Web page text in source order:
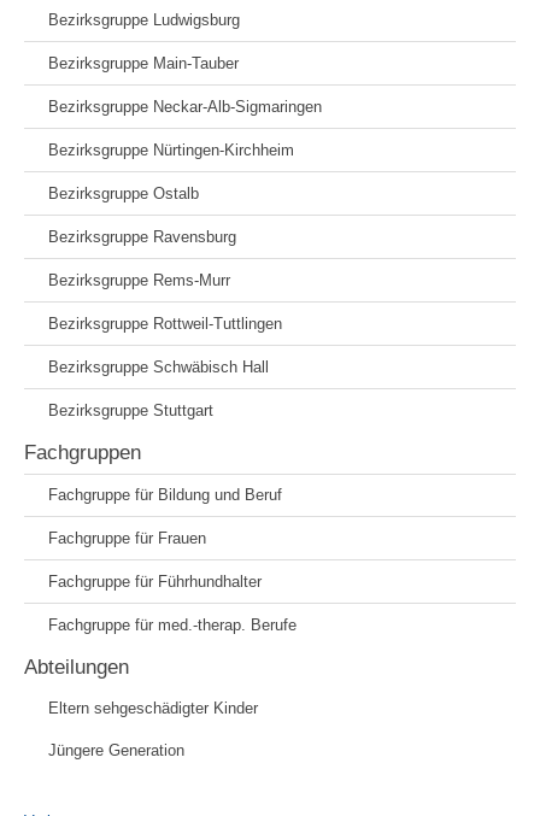
Bezirksgruppe Ludwigsburg
Bezirksgruppe Main-Tauber
Bezirksgruppe Neckar-Alb-Sigmaringen
Bezirksgruppe Nürtingen-Kirchheim
Bezirksgruppe Ostalb
Bezirksgruppe Ravensburg
Bezirksgruppe Rems-Murr
Bezirksgruppe Rottweil-Tuttlingen
Bezirksgruppe Schwäbisch Hall
Bezirksgruppe Stuttgart
Fachgruppen
Fachgruppe für Bildung und Beruf
Fachgruppe für Frauen
Fachgruppe für Führhundhalter
Fachgruppe für med.-therap. Berufe
Abteilungen
Eltern sehgeschädigter Kinder
Jüngere Generation